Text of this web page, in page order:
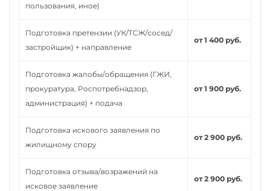
пользования, иное)
Подготовка претензии (УК/ТСЖ/сосед/
застройщик) + направление
от 1 400 руб.
Подготовка жалобы/обращения (ГЖИ,
прокуратура, Роспотребнадзор,
администрация) + подача
от 1 900 руб.
Подготовка искового заявления по
жилищному спору
от 2 900 руб.
Подготовка отзыва/возражений на
исковое заявление
от 2 900 руб.